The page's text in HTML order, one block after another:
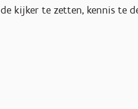
de kijker te zetten, kennis te